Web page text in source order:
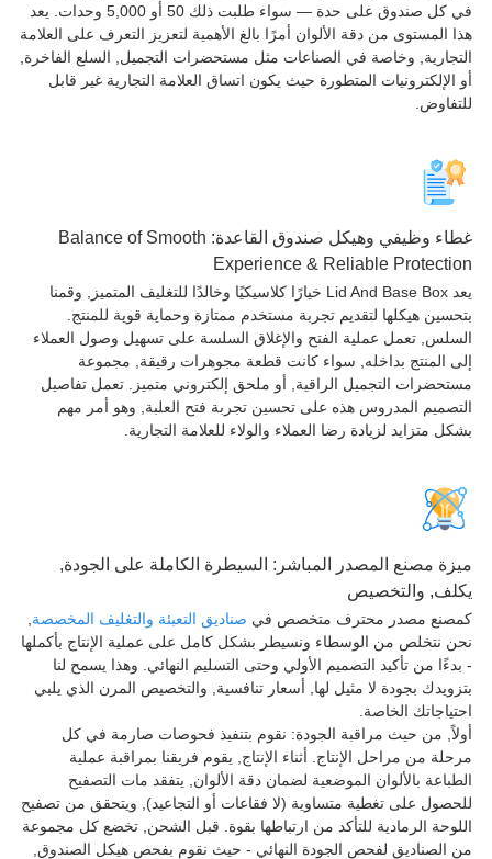
في كل صندوق على حدة — سواء طلبت ذلك 50 أو 5,000 وحدات. يعد
المستوى من دقة الألوان أمرًا بالغ الأهمية لتعزيز التعرف على العلامة
وخاصة في الصناعات مثل مستحضرات التجميل, السلع الفاخرة,
المتطورة حيث يكون اتساق العلامة التجارية غير قابل
وظيفي وهيكل صندوق القاعدة:Balance of Smooth
Experience & Reliable
يعد Lid And Base Box خيارًا كلاسيكيًا وخالدًا للتغليف المتميز, وقمنا
هيكلها لتقديم تجربة مستخدم ممتازة وحماية قوية للمنتج.
تعمل عملية الفتح والإغلاق السلسة على تسهيل وصول العملاء
المنتج بداخله, سواء كانت قطعة مجوهرات رقيقة, مجموعة
التجميل الراقية, أو ملحق إلكتروني متميز. تعمل تفاصيل
المدروس هذه على تحسين تجربة فتح العلبة, وهو أمر مهم
متزايد لزيادة رضا العملاء والولاء للعلامة التجارية.
مصنع المصدر المباشر: السيطرة الكاملة على الجودة,
والتخصيص
مصدر محترف متخصص فيصناديق التعبئة والتغليف المخصصة,
نتخلص من الوسطاء ونسيطر بشكل كامل على عملية الإنتاج بأكملها
من تأكيد التصميم الأولي وحتى التسليم النهائي. وهذا يسمح لنا
بجودة لا مثيل لها, أسعار تنافسية, والتخصيص المرن الذي يلبي
الخاصة.
من حيث مراقبة الجودة: نقوم بتنفيذ فحوصات صارمة في كل
من مراحل الإنتاج. أثناء الإنتاج, يقوم فريقنا بمراقبة عملية
بالألوان الموضعية لضمان دقة الألوان, يتفقد مات التصفيح
على تغطية متساوية (لا فقاعات أو التجاعيد), ويتحقق من تصفيح
الرمادية للتأكد من ارتباطها بقوة. قبل الشحن, تخضع كل مجموعة
لفحص الجودة النهائي - حيث نقوم بفحص هيكل الصندوق,